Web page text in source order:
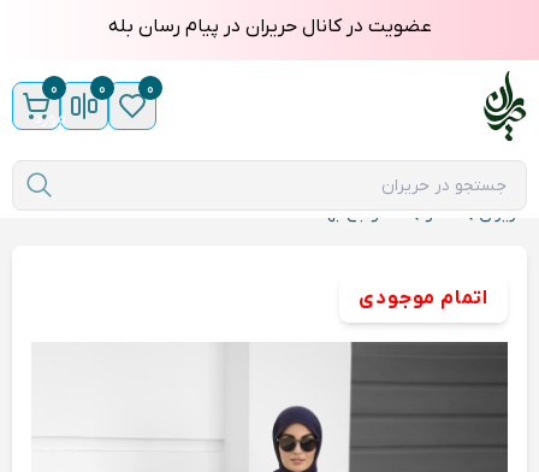
عضویت در کانال حریران در پیام رسان بله
0
0
0
مورد
حریران مانتو مانتو باغ بهشت
اتمام موجودی